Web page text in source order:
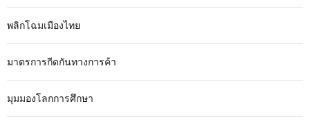
พลิกโฉมเมืองไทย
มาตรการกีดกันทางการค้า
มุมมองโลกการศึกษา